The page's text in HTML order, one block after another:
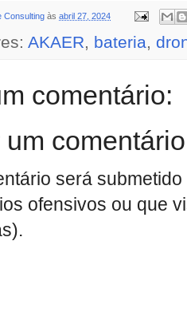
Consulting às abril 27, 2024
AKAER, bateria,
comentário:
um comentário
será
ofensivos ou que